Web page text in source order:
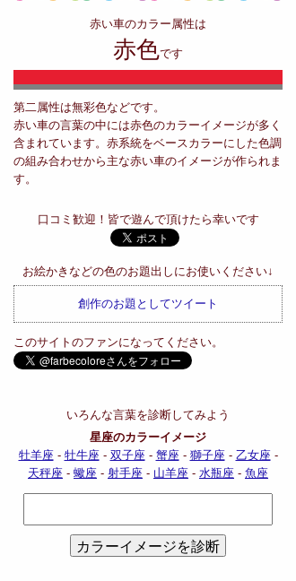
赤い車のカラー属性は
赤色です
第二属性は無彩色などです。
赤い車の言葉の中には赤色のカラーイメージが多く
含まれています。赤系統をベースカラーにした色調
の組み合わせから主な赤い車のイメージが作られま
す。
口コミ歓迎！皆で遊んで頂けたら幸いです
お絵かきなどの色のお題出しにお使いください↓
創作のお題としてツイート
このサイトのファンになってください。
いろんな言葉を診断してみよう
星座のカラーイメージ
牡羊座- 牡牛座- 双子座- 蟹座- 獅子座- 乙女座-
天秤座 - 蠍座 - 射手座 - 山羊座 - 水瓶座 - 魚座